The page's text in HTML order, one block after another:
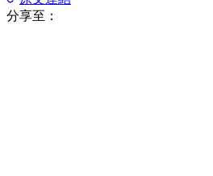
分享至：